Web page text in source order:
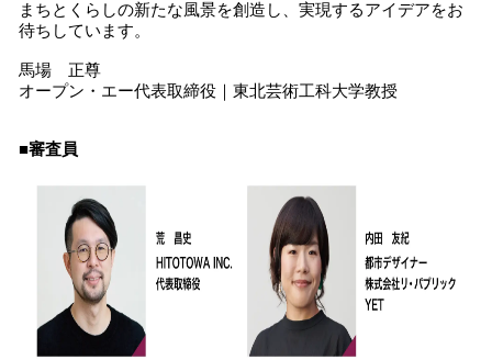
まちとくらしの新たな風景を創造し、実現するアイデアをお
待ちしています。
馬場 正尊
オープン・エー代表取締役｜東北芸術工科大学教授
■審査員